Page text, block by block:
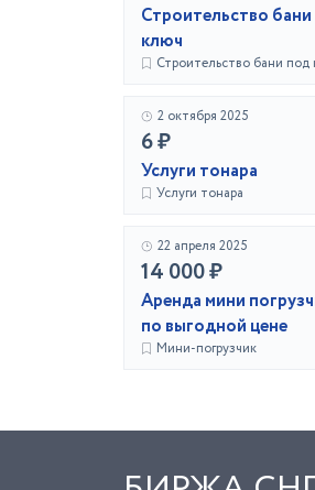
Строительство
ключ
Строительство бани под
2 октября 2025
6 ₽
Услуги тонара
Услуги тонара
22 апреля 2025
14 000 ₽
Аренда мини
по выгодной цене
Мини-погрузчик